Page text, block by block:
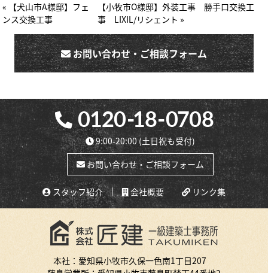
« 【犬山市A様邸】フェ
ンス交換工事
【小牧市O様邸】外装工事 勝手口交換工
事 LIXIL/リシェント »
お問い合わせ・ご相談フォーム
9:00-20:00(土日祝も受付)
お問い合わせ・ご相談フォーム
スタッフ紹介 会社概要 リンク集
本社：愛知県小牧市久保一色南1丁目207